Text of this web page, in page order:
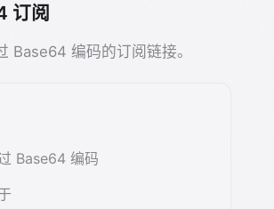
订阅
Base64 编码的订阅链接。
Base64 编码